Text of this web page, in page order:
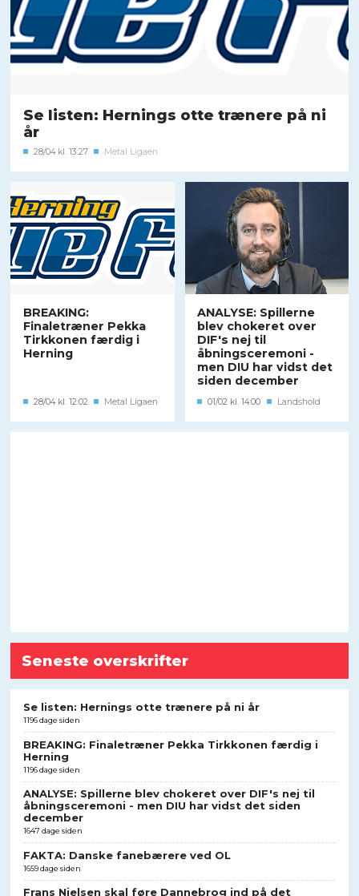
Se listen: Hernings otte trænere på ni
år
28/04 kl. 13:27 Metal Ligaen
BREAKING:
Finaletræner Pekka
Tirkkonen færdig i
Herning
28/04 kl. 12:02 Metal Ligaen
ANALYSE: Spillerne
blev chokeret over
DIF's nej til
åbningsceremoni -
men DIU har vidst det
siden december
01/02 kl. 14:00 Landshold
Seneste overskrifter
Se listen: Hernings otte trænere på ni år
1196 dage siden
BREAKING: Finaletræner Pekka Tirkkonen færdig i
Herning
1196 dage siden
ANALYSE: Spillerne blev chokeret over DIF's nej til
åbningsceremoni - men DIU har vidst det siden
december
1647 dage siden
FAKTA: Danske fanebærere ved OL
1659 dage siden
Frans Nielsen skal føre Dannebrog ind på det